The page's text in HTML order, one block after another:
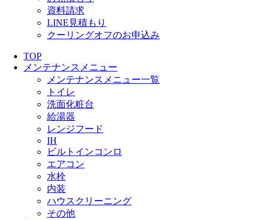
資料請求
LINE見積もり
クーリングオフのお申込み
TOP
メンテナンスメニュー
メンテナンスメニュー一覧
トイレ
洗面化粧台
給湯器
レンジフード
IH
ビルトインコンロ
エアコン
水栓
内装
ハウスクリーニング
その他